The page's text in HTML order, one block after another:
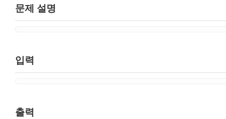
문제 설명
입력
출력